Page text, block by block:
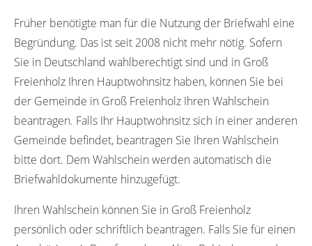
Früher benötigte man für die Nutzung der Briefwahl eine
Begründung. Das ist seit 2008 nicht mehr nötig. Sofern
Sie in Deutschland wahlberechtigt sind und in Groß
Freienholz Ihren Hauptwohnsitz haben, können Sie bei
der Gemeinde in Groß Freienholz Ihren Wahlschein
beantragen. Falls Ihr Hauptwohnsitz sich in einer anderen
Gemeinde befindet, beantragen Sie Ihren Wahlschein
bitte dort. Dem Wahlschein werden automatisch die
Briefwahldokumente hinzugefügt.
Ihren Wahlschein können Sie in Groß Freienholz
persönlich oder schriftlich beantragen. Falls Sie für einen